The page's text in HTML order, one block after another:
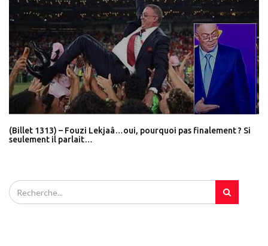
(Billet 1313) – Fouzi Lekjaâ…oui, pourquoi pas finalement ? Si
seulement il parlait…